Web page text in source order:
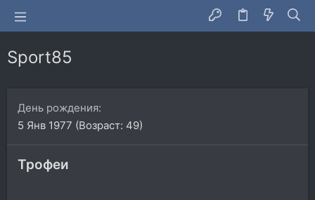
Sport85
День рождения
5 Янв 1977 (Возраст: 49)
Трофеи